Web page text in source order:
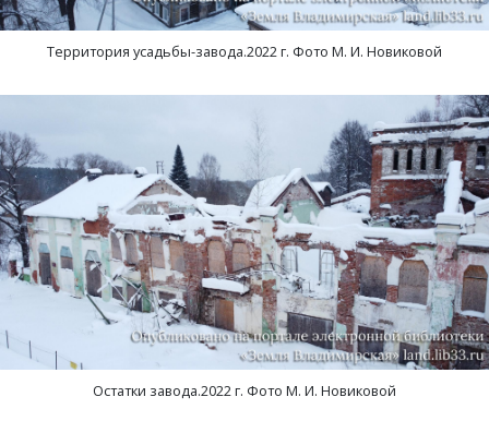
Территория усадьбы-завода.2022 г. Фото М. И. Новиковой
Остатки завода.2022 г. Фото М. И. Новиковой